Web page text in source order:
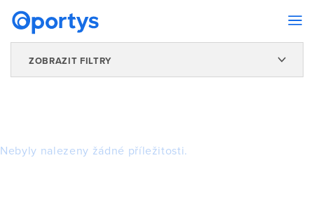
ZOBRAZIT FILTRY
Nebyly nalezeny žádné příležitosti.